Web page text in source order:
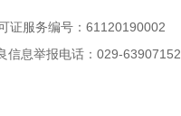
证服务编号：61120190002
信息举报电话：029-63907152